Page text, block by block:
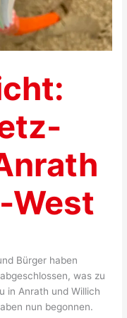
West
Bürger haben
was zu
in Anrath und Willich
nun begonnen.